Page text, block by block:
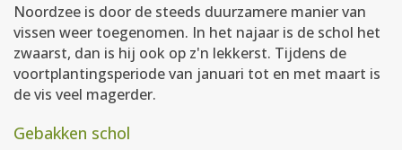
Noordzee is door de steeds duurzamere manier van
vissen weer toegenomen. In het najaar is de schol het
zwaarst, dan is hij ook op z'n lekkerst. Tijdens de
voortplantingsperiode van januari tot en met maart is
de vis veel magerder.
Gebakken schol